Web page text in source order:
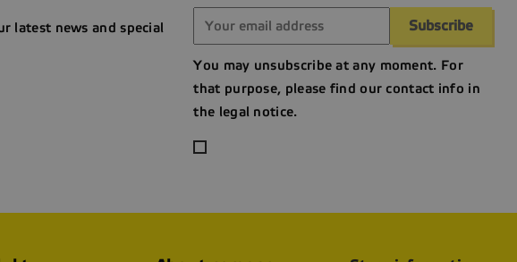
latest news and special
You may unsubscribe at any moment. For
that purpose, please find our contact info in
the legal notice.